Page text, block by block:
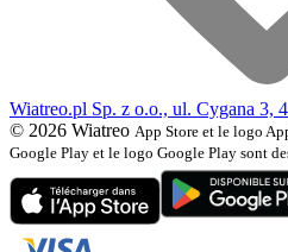
Wiatreo.pl Sp. z o.o., ul. Cygana 3,
© 2026 Wiatreo App Store et le logo
Google Play et le logo Google Play sont